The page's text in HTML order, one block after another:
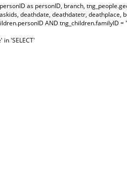
as personID, branch,
deathdate, deathdatetr, deathplace,
AND tng_children.familyID
'SELECT'